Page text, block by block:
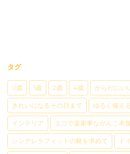
タグ
0歳 1歳 2歳 4歳 からだにい
きれいになるその日まで ゆるく備え
インテリア エコで楽家事ながんこ本
シンデレラフィットの靴を求めて ド